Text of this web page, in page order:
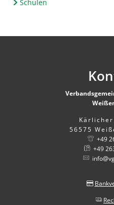
Schulen
56575
+49
+49